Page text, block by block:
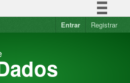
Simplifique!
Acesso à informação
Entrar Registrar